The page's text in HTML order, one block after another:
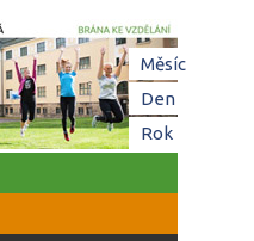
Měsíc
Den(aktivní
Rok